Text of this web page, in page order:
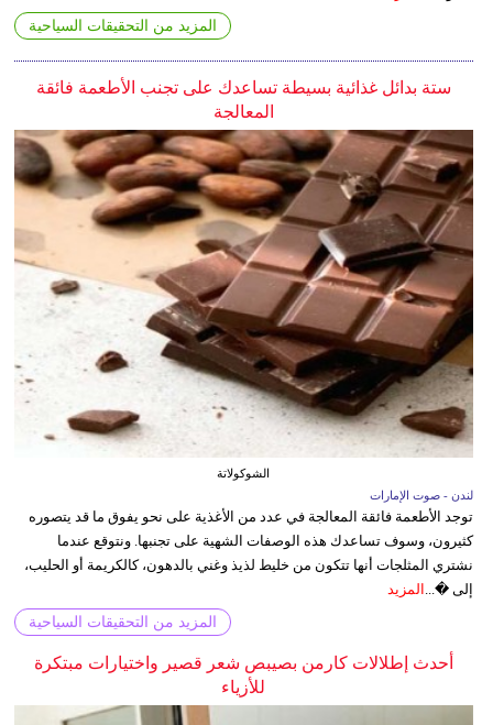
المزيد من التحقيقات السياحية
ستة بدائل غذائية بسيطة تساعدك على تجنب الأطعمة فائقة
المعالجة
الشوكولاتة
لندن - صوت الإمارات
توجد الأطعمة فائقة المعالجة في عدد من الأغذية على نحو يفوق ما قد يتصوره
كثيرون، وسوف تساعدك هذه الوصفات الشهية على تجنبها. ونتوقع عندما
نشتري المثلجات أنها تتكون من خليط لذيذ وغني بالدهون، كالكريمة أو الحليب،
إلى �... المزيد
المزيد من التحقيقات السياحية
أحدث إطلالات كارمن بصيبص شعر قصير واختيارات مبتكرة
للأزياء